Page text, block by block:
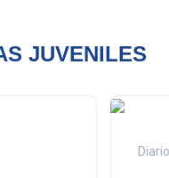
JUVENILES